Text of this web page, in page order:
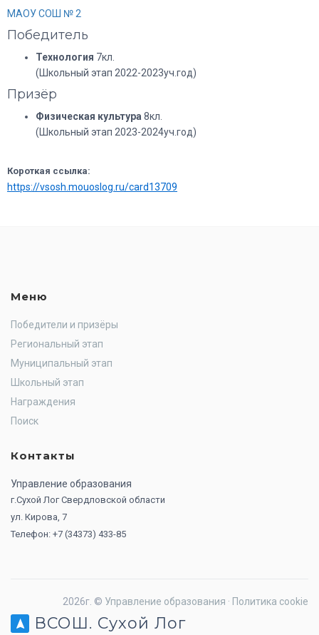
МАОУ СОШ № 2
Победитель
Технология 7кл.
(Школьный этап 2022-2023уч.год)
Призёр
Физическая культура 8кл.
(Школьный этап 2023-2024уч.год)
Короткая ссылка:
https://vsosh.mouoslog.ru/card13709
Меню
Победители и призёры
Региональный этап
Муниципальный этап
Школьный этап
Награждения
Поиск
Контакты
Управление образования
г.Сухой Лог Свердловской области
ул. Кирова, 7
Телефон: +7 (34373) 433-85
2026г. © Управление образования · Политика cookie
ВСОШ. Сухой Лог